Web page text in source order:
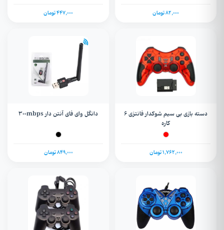
82,000 تومان 447,000 تومان
دسته بازی بی سیم شوکدار فانتزی 6
کاره
1,762,000 تومان
دانگل وای فای آنتن دار 300mbps
849,000 تومان